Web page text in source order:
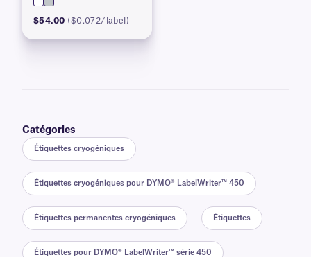
$54.00 ($0.072/label)
Catégories
Étiquettes cryogéniques
Étiquettes cryogéniques pour DYMO® LabelWriter™ 450
Étiquettes permanentes cryogéniques Étiquettes
Étiquettes pour DYMO® LabelWriter™ série 450